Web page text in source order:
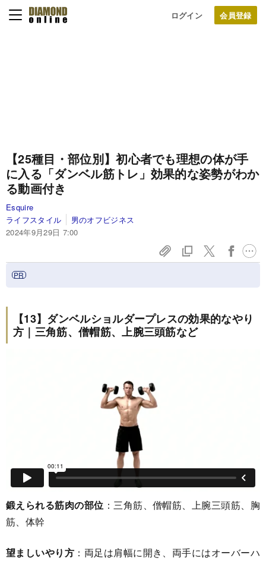
ログイン
【25種目・部位別】初心者でも理想の体が手
に入る「ダンベル筋トレ」効果的な姿勢がわか
る動画付き
Esquire
ライフスタイル
男のオフビジネス
2024年9月29日 7:00
【13】ダンベルショルダープレスの効果的なやり
方｜三角筋、僧帽筋、上腕三頭筋など
鍛えられる筋肉の部位 ：三角筋、僧帽筋、上腕三頭筋、胸
筋、体幹
望ましいやり方 ：両足は肩幅に開き、両手にはオーバーハ